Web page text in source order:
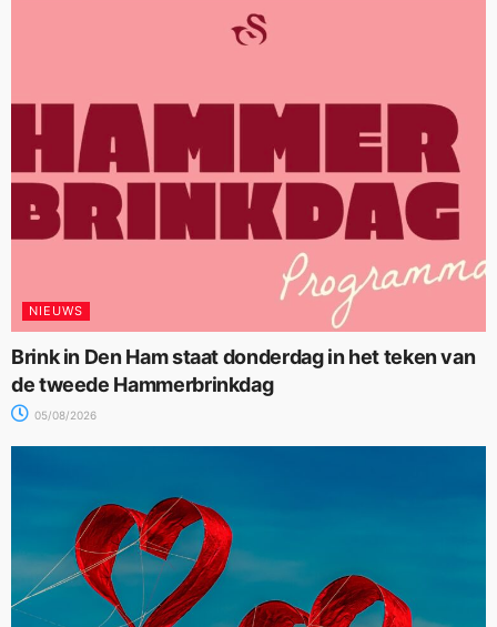
NIEUWS
Brink in Den Ham staat donderdag in het teken van
de tweede Hammerbrinkdag
05/08/2026